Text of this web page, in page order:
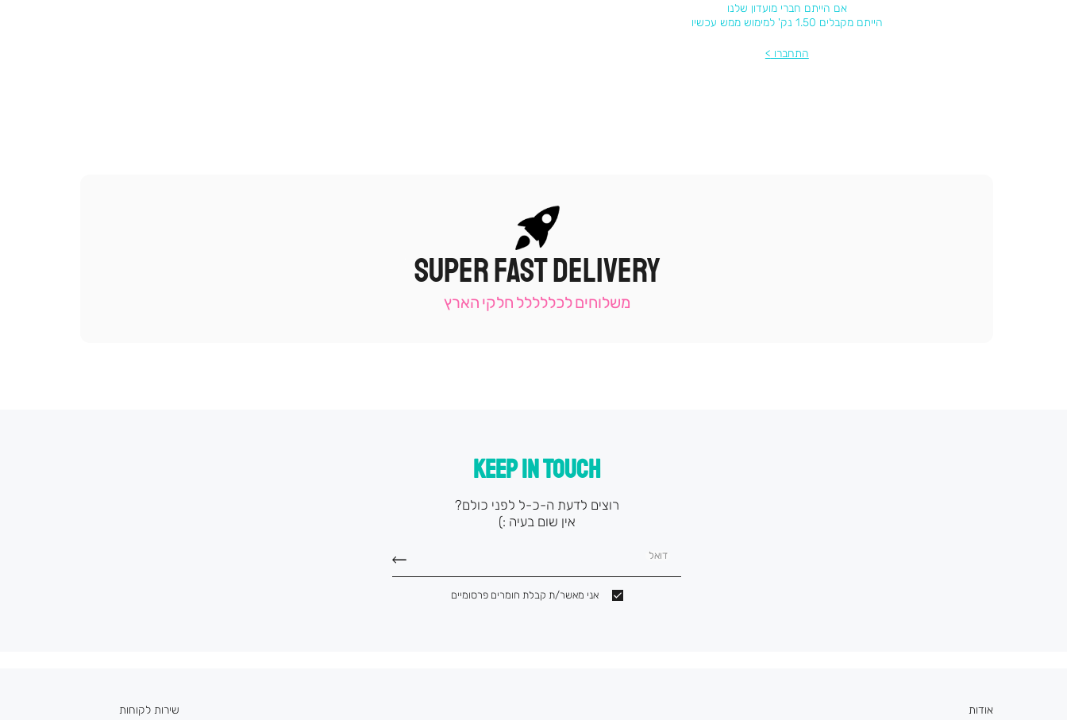
אם הייתם חברי מועדון שלנו
הייתם מקבלים 1.50 נק' למימוש ממש עכשיו
התחברו
|
תומכי
-
SUPER FAST DELIVERY
משלוחים לכללללל חלקי הארץ
KEEP IN TOUCH
רוצים לדעת ה-כ-ל לפני כולם?
אין שום בעיה :)
דואל
אני מאשר/ת קבלת חומרים פרסומיים
אודות שירות לקוחות